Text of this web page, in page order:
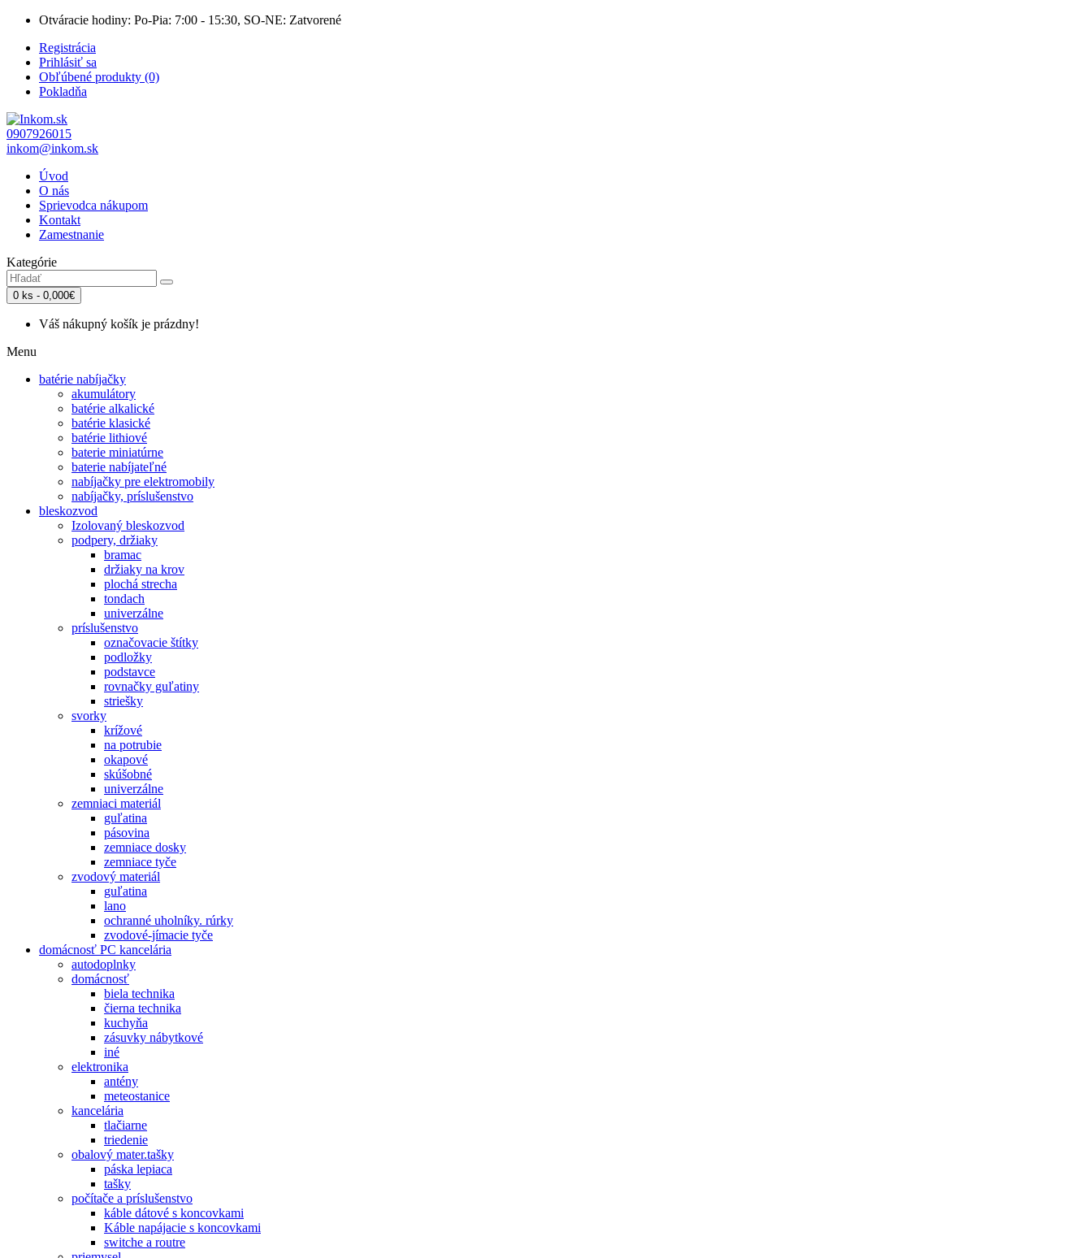
Otváracie hodiny: Po-Pia: 7:00 - 15:30, SO-NE: Zatvorené
Registrácia
Prihlásiť sa
Obľúbené produkty (0)
Pokladňa
0907926015
inkom@inkom.sk
Úvod
O nás
Sprievodca nákupom
Kontakt
Zamestnanie
Kategórie
0 ks - 0,000€
Váš nákupný košík je prázdny!
Menu
batérie nabíjačky
akumulátory
batérie alkalické
batérie klasické
batérie lithiové
baterie miniatúrne
baterie nabíjateľné
nabíjačky pre elektromobily
nabíjačky, príslušenstvo
bleskozvod
Izolovaný bleskozvod
podpery, držiaky
bramac
držiaky na krov
plochá strecha
tondach
univerzálne
príslušenstvo
označovacie štítky
podložky
podstavce
rovnačky guľatiny
striešky
svorky
krížové
na potrubie
okapové
skúšobné
univerzálne
zemniaci materiál
guľatina
pásovina
zemniace dosky
zemniace tyče
zvodový materiál
guľatina
lano
ochranné uholníky. rúrky
zvodové-jímacie tyče
domácnosť PC kancelária
autodoplnky
domácnosť
biela technika
čierna technika
kuchyňa
zásuvky nábytkové
iné
elektronika
antény
meteostanice
kancelária
tlačiarne
triedenie
obalový mater.tašky
páska lepiaca
tašky
počítače a príslušenstvo
káble dátové s koncovkami
Káble napájacie s koncovkami
switche a routre